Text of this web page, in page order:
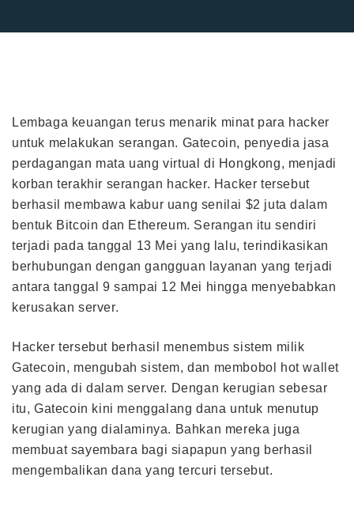
Lembaga keuangan terus menarik minat para hacker
untuk melakukan serangan. Gatecoin, penyedia jasa
perdagangan mata uang virtual di Hongkong, menjadi
korban terakhir serangan hacker. Hacker tersebut
berhasil membawa kabur uang senilai $2 juta dalam
bentuk Bitcoin dan Ethereum. Serangan itu sendiri
terjadi pada tanggal 13 Mei yang lalu, terindikasikan
berhubungan dengan gangguan layanan yang terjadi
antara tanggal 9 sampai 12 Mei hingga menyebabkan
kerusakan server.
Hacker tersebut berhasil menembus sistem milik
Gatecoin, mengubah sistem, dan membobol hot wallet
yang ada di dalam server. Dengan kerugian sebesar
itu, Gatecoin kini menggalang dana untuk menutup
kerugian yang dialaminya. Bahkan mereka juga
membuat sayembara bagi siapapun yang berhasil
mengembalikan dana yang tercuri tersebut.